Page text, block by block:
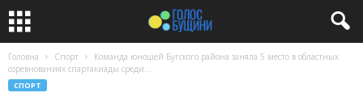
Головна Спорт
Команда юношей Бугского района заняла 5 место в областных
соревнованиях спартакиады среди...
СПОРТ